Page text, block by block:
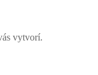
vytvorí.